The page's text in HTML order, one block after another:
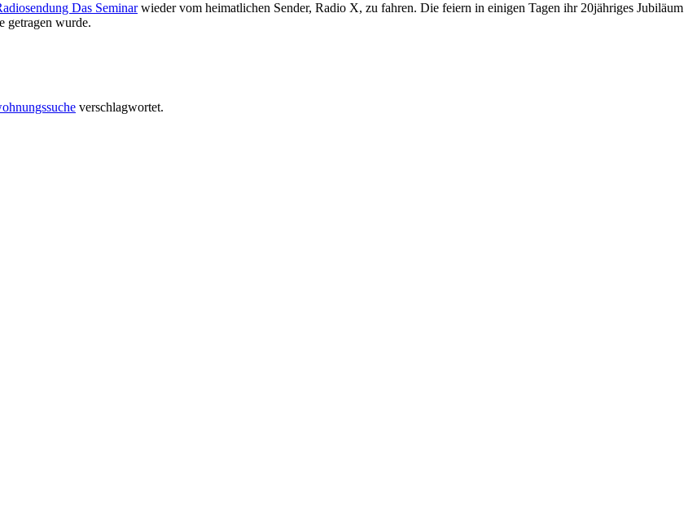
Das Seminarwieder vom heimatlichen Sender, Radio X, zu fahren. Die feiern in einigen Tagen ihr 20jähriges Jubiläum
getragen wurde.
verschlagwortet.